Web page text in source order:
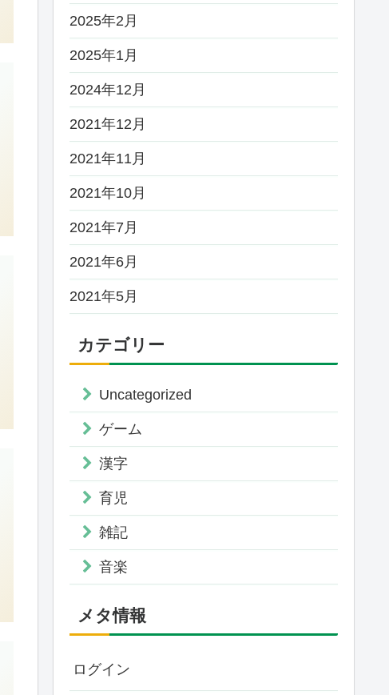
2025年2月
2025年1月
2024年12月
2021年12月
2021年11月
2021年10月
2021年7月
2021年6月
2021年5月
カテゴリー
Uncategorized
ゲーム
漢字
育児
雑記
音楽
メタ情報
ログイン